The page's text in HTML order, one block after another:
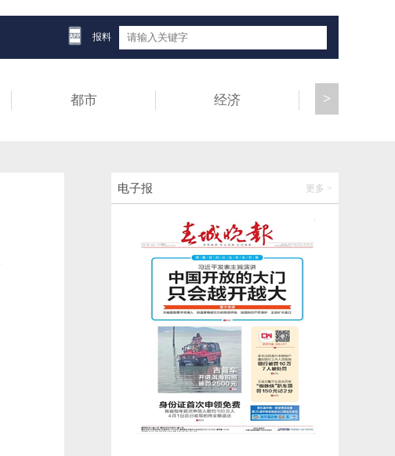
报料
都市 经济 >
电子报 更多 >
绍兴柯桥通报博物馆青铜剑“拼接痕”调查情
况
2026-05-30 19:46:14
美好生活在云南｜茶径穿行翠海 ，昌宁茶园
步道解锁山野慢时光
2026-05-30 19:25:08
美好生活在云南｜雨季来临江水奔涌 ，怒江
峡谷盛景引客来
2026-05-30 19:25:13
中山大学通报论文图片及数据存疑：多人被